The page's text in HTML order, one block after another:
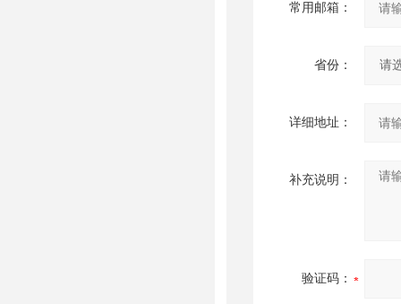
常用邮箱：
省份：
详细地址：
补充说明：
验证码：